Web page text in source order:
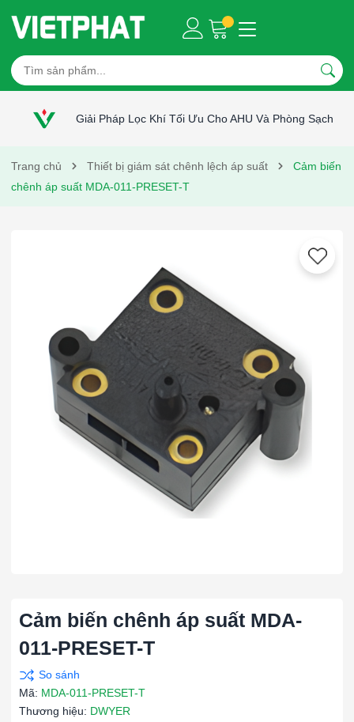
Giải Pháp Lọc Khí Tối Ưu Cho AHU Và Phòng Sạch
Trang chủ Thiết bị giám sát chênh lệch áp suất
Cảm biến
chênh áp suất MDA-011-PRESET-T
Cảm biến chênh áp suất MDA-
011-PRESET-T
Mã: MDA-011-PRESET-T
Thương hiệu: DWYER